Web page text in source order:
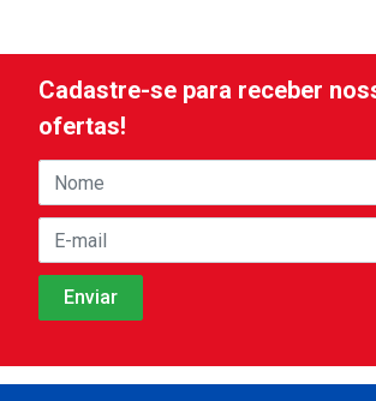
Cadastre-se para receber
ofertas!